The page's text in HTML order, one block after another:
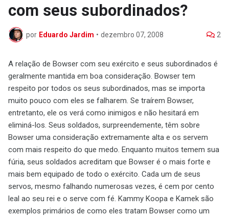
com seus subordinados?
por Eduardo Jardim • dezembro 07, 2008 2
A relação de Bowser com seu exército e seus subordinados é
geralmente mantida em boa consideração. Bowser tem
respeito por todos os seus subordinados, mas se importa
muito pouco com eles se falharem. Se traírem Bowser,
entretanto, ele os verá como inimigos e não hesitará em
eliminá-los. Seus soldados, surpreendemente, têm sobre
Bowser uma consideração extremamente alta e os servem
com mais respeito do que medo. Enquanto muitos temem sua
fúria, seus soldados acreditam que Bowser é o mais forte e
mais bem equipado de todo o exército. Cada um de seus
servos, mesmo falhando numerosas vezes, é cem por cento
leal ao seu rei e o serve com fé. Kammy Koopa e Kamek são
exemplos primários de como eles tratam Bowser como um